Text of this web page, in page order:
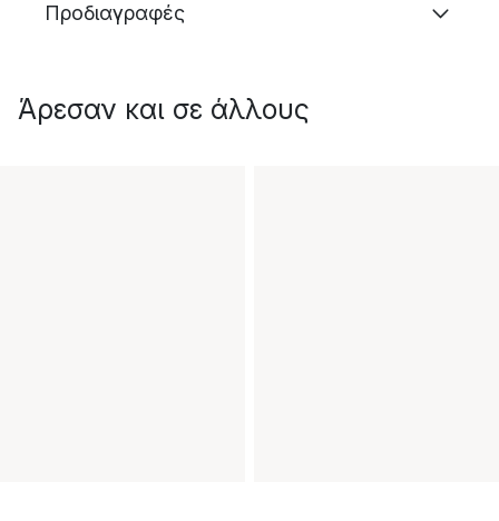
Προδιαγραφές
Άρεσαν και σε άλλους